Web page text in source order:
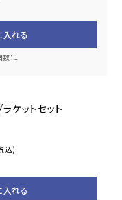
入れる
：1
ケットセット
込)
入れる